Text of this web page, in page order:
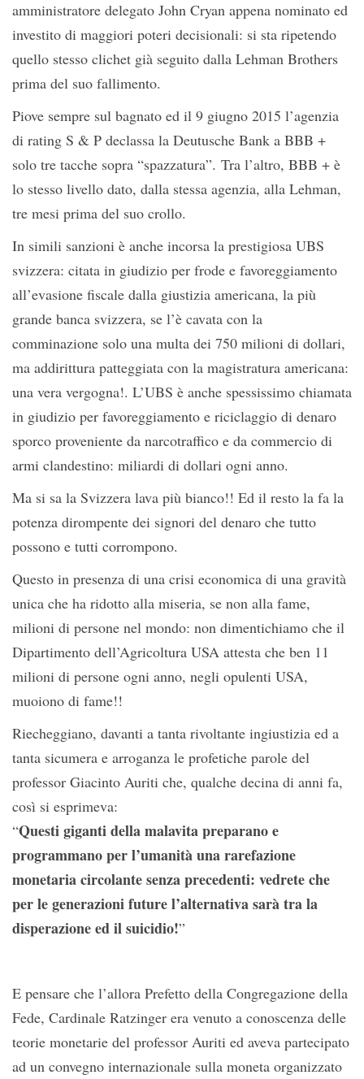
amministratore delegato John Cryan appena nominato ed
investito di maggiori poteri decisionali: si sta ripetendo
quello stesso clichet già seguito dalla Lehman Brothers
prima del suo fallimento.
Piove sempre sul bagnato ed il 9 giugno 2015 l’agenzia
di rating S & P declassa la Deutusche Bank a BBB +
solo tre tacche sopra “spazzatura”. Tra l’altro, BBB + è
lo stesso livello dato, dalla stessa agenzia, alla Lehman,
tre mesi prima del suo crollo.
In simili sanzioni è anche incorsa la prestigiosa UBS
svizzera: citata in giudizio per frode e favoreggiamento
all’evasione fiscale dalla giustizia americana, la più
grande banca svizzera, se l’è cavata con la
comminazione solo una multa dei 750 milioni di dollari,
ma addirittura patteggiata con la magistratura americana:
una vera vergogna!. L’UBS è anche spessissimo chiamata
in giudizio per favoreggiamento e riciclaggio di denaro
sporco proveniente da narcotraffico e da commercio di
armi clandestino: miliardi di dollari ogni anno.
Ma si sa la Svizzera lava più bianco!! Ed il resto la fa la
potenza dirompente dei signori del denaro che tutto
possono e tutti corrompono.
Questo in presenza di una crisi economica di una gravità
unica che ha ridotto alla miseria, se non alla fame,
milioni di persone nel mondo: non dimentichiamo che il
Dipartimento dell’Agricoltura USA attesta che ben 11
milioni di persone ogni anno, negli opulenti USA,
muoiono di fame!!
Riecheggiano, davanti a tanta rivoltante ingiustizia ed a
tanta sicumera e arroganza le profetiche parole del
professor Giacinto Auriti che, qualche decina di anni fa,
così si esprimeva:
“Questi giganti della malavita preparano e
programmano per l’umanità una rarefazione
monetaria circolante senza precedenti: vedrete che
per le generazioni future l’alternativa sarà tra la
disperazione ed il suicidio!”
E pensare che l’allora Prefetto della Congregazione della
Fede, Cardinale Ratzinger era venuto a conoscenza delle
teorie monetarie del professor Auriti ed aveva partecipato
ad un convegno internazionale sulla moneta organizzato